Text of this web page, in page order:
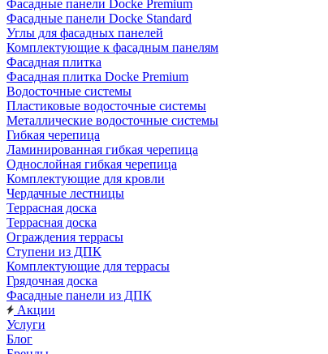
Фасадные панели Docke Premium
Фасадные панели Docke Standard
Углы для фасадных панелей
Комплектующие к фасадным панелям
Фасадная плитка
Фасадная плитка Docke Premium
Водосточные системы
Пластиковые водосточные системы
Металлические водосточные системы
Гибкая черепица
Ламинированная гибкая черепица
Однослойная гибкая черепица
Комплектующие для кровли
Чердачные лестницы
Террасная доска
Террасная доска
Ограждения террасы
Ступени из ДПК
Комплектующие для террасы
Грядочная доска
Фасадные панели из ДПК
Акции
Услуги
Блог